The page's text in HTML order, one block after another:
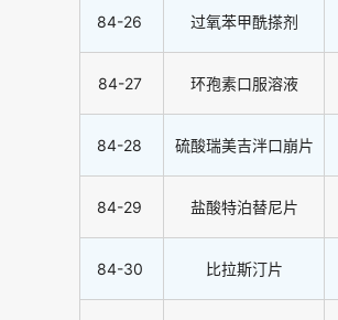
84-26 过氧苯甲酰搽剂
84-27 环孢素口服溶液
84-28 硫酸瑞美吉泮口崩片
84-29 盐酸特泊替尼片
84-30 比拉斯汀片